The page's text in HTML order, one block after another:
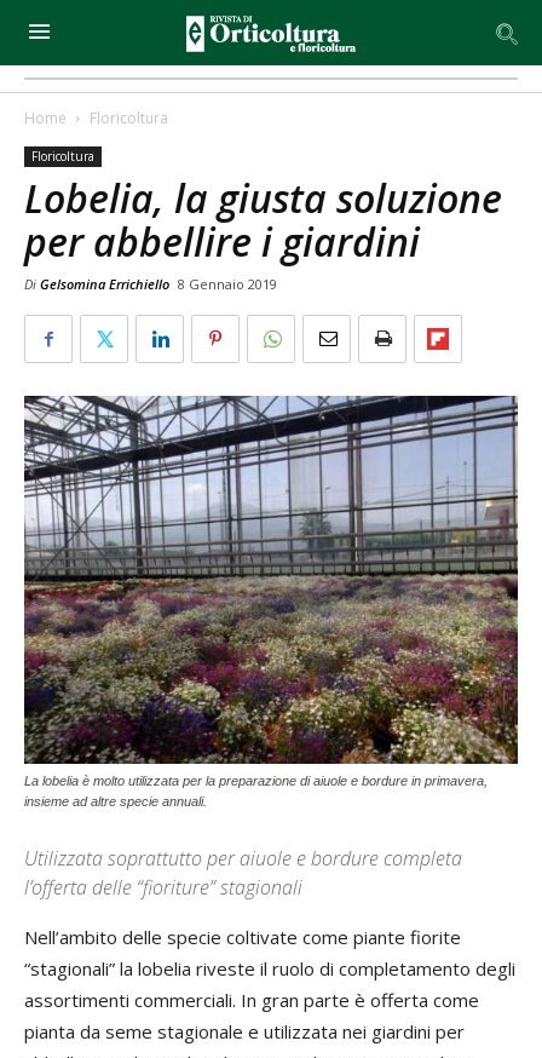
Home Floricoltura
Floricoltura
Lobelia, la giusta soluzione
per abbellire i giardini
Di Gelsomina Errichiello 8 Gennaio 2019
La lobelia è molto utilizzata per la preparazione di aiuole e bordure in primavera,
insieme ad altre specie annuali.
Utilizzata soprattutto per aiuole e bordure completa
l’offerta delle “fioriture” stagionali
Nell’ambito delle specie coltivate come piante fiorite
“stagionali” la lobelia riveste il ruolo di completamento degli
assortimenti commerciali. In gran parte è offerta come
pianta da seme stagionale e utilizzata nei giardini per